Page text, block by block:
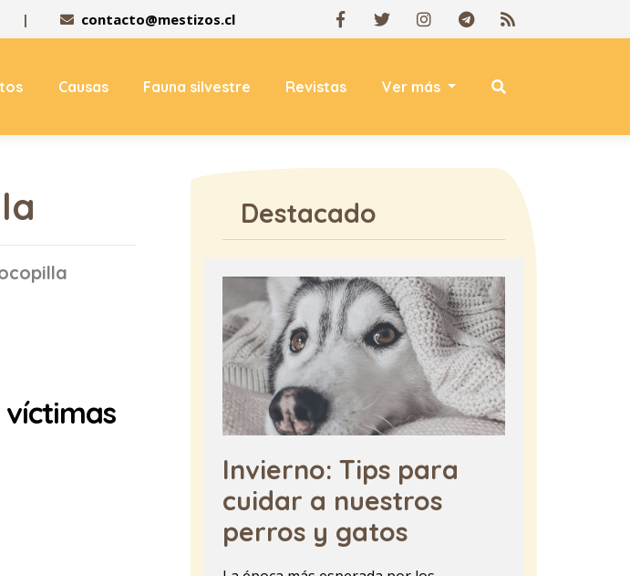
| contacto@mestizos.cl
Causas Fauna silvestre Revistas Ver más
víctimas
Destacado
Invierno: Tips para
cuidar a nuestros
perros y gatos